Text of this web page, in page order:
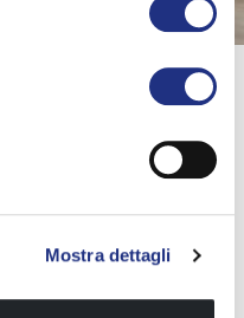
Mostra dettagli